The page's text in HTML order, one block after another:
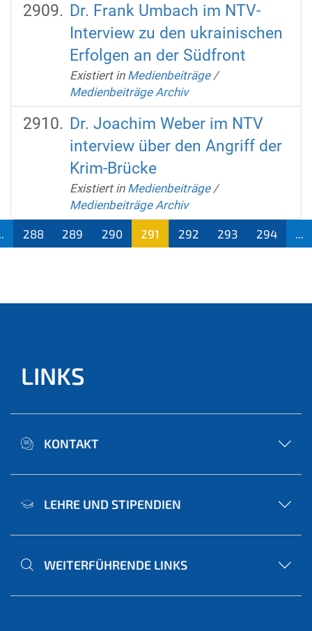
Dr. Frank Umbach im NTV-
Interview zu den ukrainischen
Erfolgen an der Südfront
Existiert in Medienbeiträge /
Medienbeiträge Archiv
Dr. Joachim Weber im NTV
interview über den Angriff der
Krim-Brücke
Existiert in Medienbeiträge /
Medienbeiträge Archiv
288 289 290
291
292 293 294
LINKS
KONTAKT
LEHRE UND STIPENDIEN
WEITERFÜHRENDE LINKS